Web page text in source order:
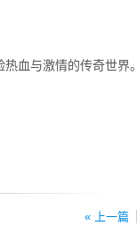
血与激情的传奇世界
« 上一篇